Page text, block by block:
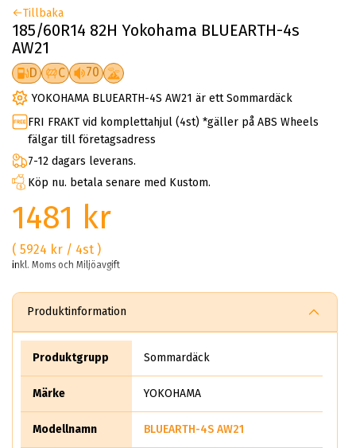
Tillbaka
185/60R14 82H Yokohama BLUEARTH-4s
AW21
D C 70
YOKOHAMA BLUEARTH-4S AW21 är ett Sommardäck
FRI FRAKT vid komplettahjul (4st) *gäller på ABS Wheels
fälgar till företagsadress
7-12 dagars leverans.
Köp nu. betala senare med Kustom.
1481 kr
( 5924 kr / 4st )
inkl. Moms och Miljöavgift
Produktinformation
Produktgrupp Sommardäck
Märke YOKOHAMA
Modellnamn BLUEARTH-4S AW21